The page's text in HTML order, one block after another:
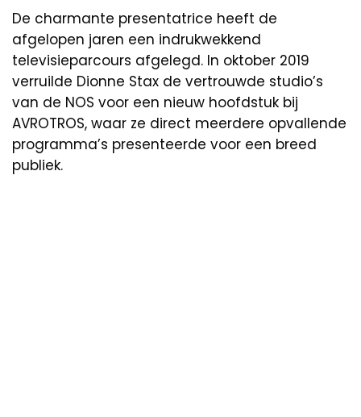
De charmante presentatrice heeft de
afgelopen jaren een indrukwekkend
televisieparcours afgelegd. In oktober 2019
verruilde Dionne Stax de vertrouwde studio’s
van de NOS voor een nieuw hoofdstuk bij
AVROTROS, waar ze direct meerdere opvallende
programma’s presenteerde voor een breed
publiek.